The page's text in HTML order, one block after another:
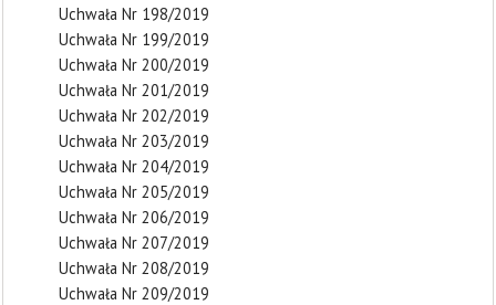
Uchwała Nr 198/2019
Uchwała Nr 199/2019
Uchwała Nr 200/2019
Uchwała Nr 201/2019
Uchwała Nr 202/2019
Uchwała Nr 203/2019
Uchwała Nr 204/2019
Uchwała Nr 205/2019
Uchwała Nr 206/2019
Uchwała Nr 207/2019
Uchwała Nr 208/2019
Uchwała Nr 209/2019